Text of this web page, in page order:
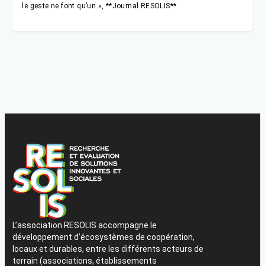
le geste ne font qu’un », **Journal RESOLIS**
L’association RESOLIS accompagne le
développement d’écosystèmes de coopération,
locaux et durables, entre les différents acteurs de
terrain (associations, établissements